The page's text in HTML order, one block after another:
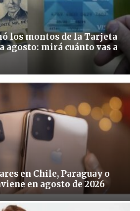
los montos de la Tarjeta
agosto: mirá cuánto vas a
en Chile, Paraguay o
en agosto de 2026